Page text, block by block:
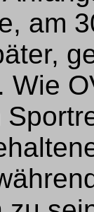
am
Wie